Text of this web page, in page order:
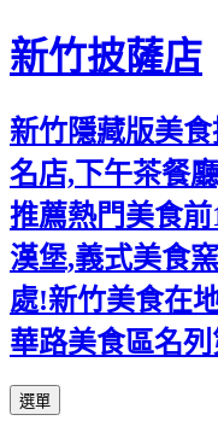
新竹披薩店
新竹隱藏版美
名店,下午茶餐
推薦熱門美食
漢堡,義式美食
處!新竹美食在
華路美食區名
選單